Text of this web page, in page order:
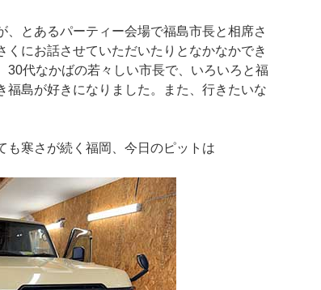
、とあるパーティー会場で福島市長と相席さ
くにお話させていただいたりとなかなかでき
30代なかばの若々しい市長で、いろいろと福
福島が好きになりました。また、行きたいな
も寒さが続く福岡、今日のピットは